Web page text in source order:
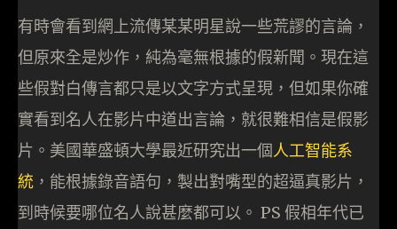
有時會看到網上流傳某某明星說一些荒謬的言論，
但原來全是炒作，純為毫無根據的假新聞。現在這
些假對白傳言都只是以文字方式呈現，但如果你確
實看到名人在影片中道出言論，就很難相信是假影
片。美國華盛頓大學最近研究出一個人工智能系
統 ，能根據錄音語句，製出對嘴型的超逼真影片，
到時候要哪位名人說甚麼都可以。 PS 假相年代已